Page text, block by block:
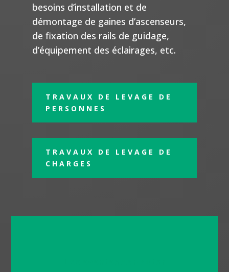
besoins d’installation et de
démontage de gaines d’ascenseurs,
de fixation des rails de guidage,
d’équipement des éclairages, etc.
TRAVAUX DE LEVAGE DE
PERSONNES
TRAVAUX DE LEVAGE DE
CHARGES